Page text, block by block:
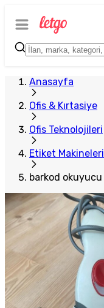
Anasayfa
Ofis & Kırtasiye
Ofis Teknolojileri
Etiket Makineleri
barkod okuyucu